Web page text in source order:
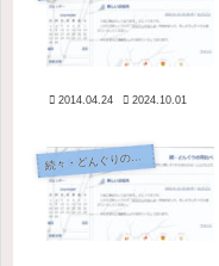
2014.04.24 2024.10.01
続
々・どんぐりの背比べ